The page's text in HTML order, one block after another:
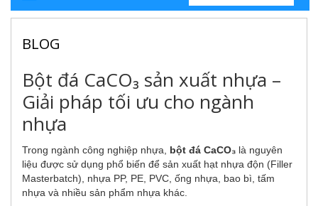
BLOG
Bột đá CaCO₃ sản xuất nhựa –
Giải pháp tối ưu cho ngành
nhựa
Trong ngành công nghiệp nhựa, bột đá CaCO₃ là nguyên
liệu được sử dụng phổ biến để sản xuất hạt nhựa độn (Filler
Masterbatch), nhựa PP, PE, PVC, ống nhựa, bao bì, tấm
nhựa và nhiều sản phẩm nhựa khác.